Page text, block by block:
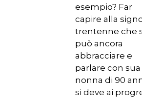
esempio? Far
capire alla
trentenne che
può ancora
abbracciare e
parlare con sua
nonna di 90
si deve ai